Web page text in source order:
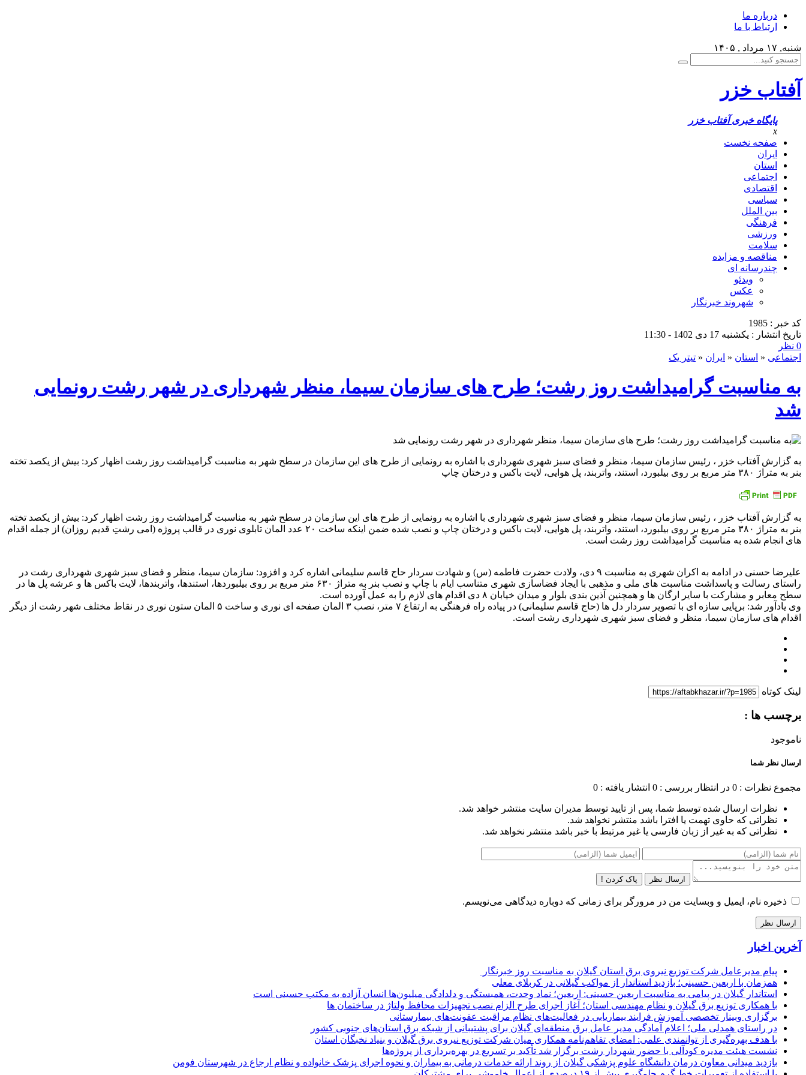
درباره ما
ارتباط با ما
شنبه, ۱۷ مرداد , ۱۴۰۵
آفتاب خزر
پایگاه خبری آفتاب خزر
x
صفحه نخست
ایران
استان
اجتماعی
اقتصادی
سیاسی
بین الملل
فرهنگی
ورزشی
سلامت
مناقصه و مزایده
چندرسانه ای
ویدئو
عکس
شهروند خبرنگار
کد خبر : 1985
تاریخ انتشار : یکشنبه 17 دی 1402 - 11:30
0 نظر
اجتماعی « استان « ایران « تیتر یک
به مناسبت گرامیداشت روز رشت؛ طرح های سازمان سیما، منظر شهرداری در شهر رشت رونمایی
شد
به گزارش آفتاب خزر ، رئیس سازمان سیما، منظر و فضای سبز شهری شهرداری با اشاره به رونمایی از طرح های این سازمان در سطح شهر به مناسبت گرامیداشت روز رشت اظهار کرد: بیش از یکصد تخته
بنر به متراژ ۳۸۰ متر مربع بر روی بیلبورد، استند، واتربند، پل هوایی، لایت باکس و درختان چاپ
به گزارش آفتاب خزر ، رئیس سازمان سیما، منظر و فضای سبز شهری شهرداری با اشاره به رونمایی از طرح های این سازمان در سطح شهر به مناسبت گرامیداشت روز رشت اظهار کرد: بیش از یکصد تخته
بنر به متراژ ۳۸۰ متر مربع بر روی بیلبورد، استند، واتربند، پل هوایی، لایت باکس و درختان چاپ و نصب شده ضمن اینکه ساخت ۲۰ عدد المان تابلوی نوری در قالب پروژه (امی رشتِ قدیم روزان) از جمله اقدام
های انجام شده به مناسبت گرامیداشت روز رشت است.
علیرضا حسنی در ادامه به اکران شهری به مناسبت ۹ دی، ولادت حضرت فاطمه (س) و شهادت سردار حاج قاسم سلیمانی اشاره کرد و افزود: سازمان سیما، منظر و فضای سبز شهری شهرداری رشت در
راستای رسالت و پاسداشت مناسبت های ملی و مذهبی با ایجاد فضاسازی شهری متناسب ایام با چاپ و نصب بنر به متراژ ۶۳۰ متر مربع بر روی بیلبوردها، استندها، واتربندها، لایت باکس ها و عرشه پل ها در
سطح معابر و مشارکت با سایر ارگان ها و همچنین آذین بندی بلوار و میدان خیابان ۸ دی اقدام های لازم را به عمل آورده است.
وی یادآور شد: برپایی سازه ای با تصویر سردار دل ها (حاج قاسم سلیمانی) در پیاده راه فرهنگی به ارتفاع ۷ متر، نصب ۳ المان صفحه ای نوری و ساخت ۵ المان ستون نوری در نقاط مختلف شهر رشت از دیگر
اقدام های سازمان سیما، منظر و فضای سبز شهری شهرداری رشت است.
لینک کوتاه
برچسب ها :
ناموجود
ارسال نظر شما
مجموع نظرات : 0 در انتظار بررسی : 0 انتشار یافته : 0
نظرات ارسال شده توسط شما، پس از تایید توسط مدیران سایت منتشر خواهد شد.
نظراتی که حاوی تهمت یا افترا باشد منتشر نخواهد شد.
نظراتی که به غیر از زبان فارسی یا غیر مرتبط با خبر باشد منتشر نخواهد شد.
ارسال نظر پاک کردن !
ذخیره نام، ایمیل و وبسایت من در مرورگر برای زمانی که دوباره دیدگاهی می‌نویسم.
آخرین اخبار
پیام مدیرعامل شركت توزیع نیروی برق استان گیلان به مناسبت روز خبرنگار ‌
همزمان با اربعین حسینی؛ بازدید استاندار از مواکب گیلانی در کربلای معلی
استاندار گیلان در پیامی به مناسبت اربعین حسینی: اربعین؛ نماد وحدت، همبستگی و دلدادگی میلیون‌ها انسان آزاده به مکتب حسینی است
با همکاری توزیع برق گیلان و نظام مهندسی استان؛ آغاز اجرای طرح الزام نصب تجهیزات محافظ ولتاژ در ساختمان ها
برگزاری وبینار تخصصی آموزش فرایند بیماریابی در فعالیت‌های نظام مراقبت عفونت‌های بیمارستانی
در راستای همدلی ملی؛ اعلام آمادگی مدیر عامل برق منطقه‌ای گیلان برای پشتیبانی از شبكه برق استان‌های جنوبی كشور
با هدف بهره‌گیری از توانمندی علمی: امضای تفاهم‌نامه همكاری میان شركت توزیع نیروی برق گیلان و بنیاد نخبگان استان
نشست هیئت مدیره کودآلی با حضور شهردار رشت برگزار شد تأکید بر تسریع در بهره‌برداری از پروژه‌ها
بازدید میدانی معاون درمان دانشگاه علوم پزشکی گیلان از روند ارائه خدمات درمانی به بیماران و نحوه اجرای پزشک خانواده و نظام ارجاع در شهرستان فومن